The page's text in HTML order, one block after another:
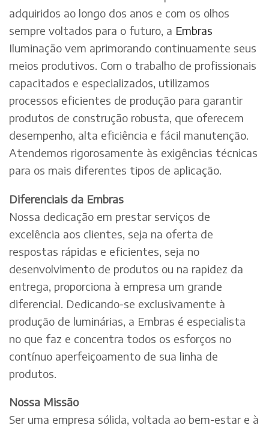
adquiridos ao longo dos anos e com os olhos
sempre voltados para o futuro, a Embras
Iluminação vem aprimorando continuamente seus
meios produtivos. Com o trabalho de profissionais
capacitados e especializados, utilizamos
processos eficientes de produção para garantir
produtos de construção robusta, que oferecem
desempenho, alta eficiência e fácil manutenção.
Atendemos rigorosamente às exigências técnicas
para os mais diferentes tipos de aplicação.
Diferenciais da Embras
Nossa dedicação em prestar serviços de
excelência aos clientes, seja na oferta de
respostas rápidas e eficientes, seja no
desenvolvimento de produtos ou na rapidez da
entrega, proporciona à empresa um grande
diferencial. Dedicando-se exclusivamente à
produção de luminárias, a Embras é especialista
no que faz e concentra todos os esforços no
contínuo aperfeiçoamento de sua linha de
produtos.
Nossa Missão
Ser uma empresa sólida, voltada ao bem-estar e à